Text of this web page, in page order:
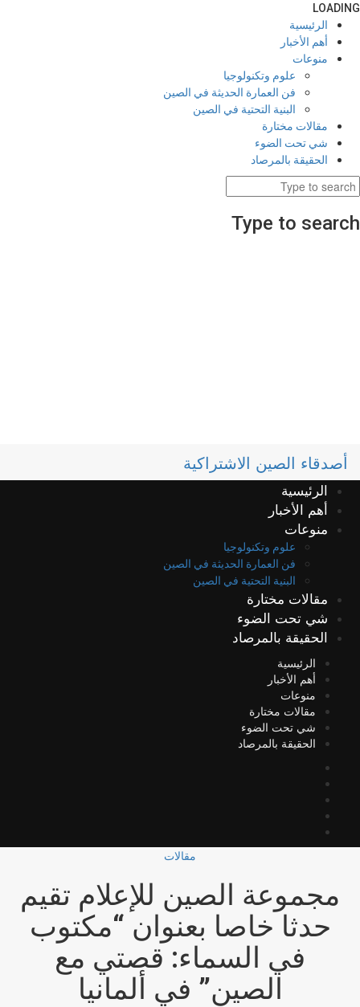
LOADING
الرئيسية
أهم الأخبار
منوعات
علوم وتكنولوجيا
فن العمارة الحديثة في الصين
البنية التحتية في الصين
مقالات مختارة
شي تحت الضوء
الحقيقة بالمرصاد
Type to search
أصدقاء الصين الاشتراكية
الرئيسية
أهم الأخبار
منوعات
علوم وتكنولوجيا
فن العمارة الحديثة في الصين
البنية التحتية في الصين
مقالات مختارة
شي تحت الضوء
الحقيقة بالمرصاد
الرئيسية
أهم الأخبار
منوعات
مقالات مختارة
شي تحت الضوء
الحقيقة بالمرصاد
مقالات
مجموعة الصين للإعلام تقيم
حدثا خاصا بعنوان “مكتوب
في السماء: قصتي مع
الصين” في ألمانيا